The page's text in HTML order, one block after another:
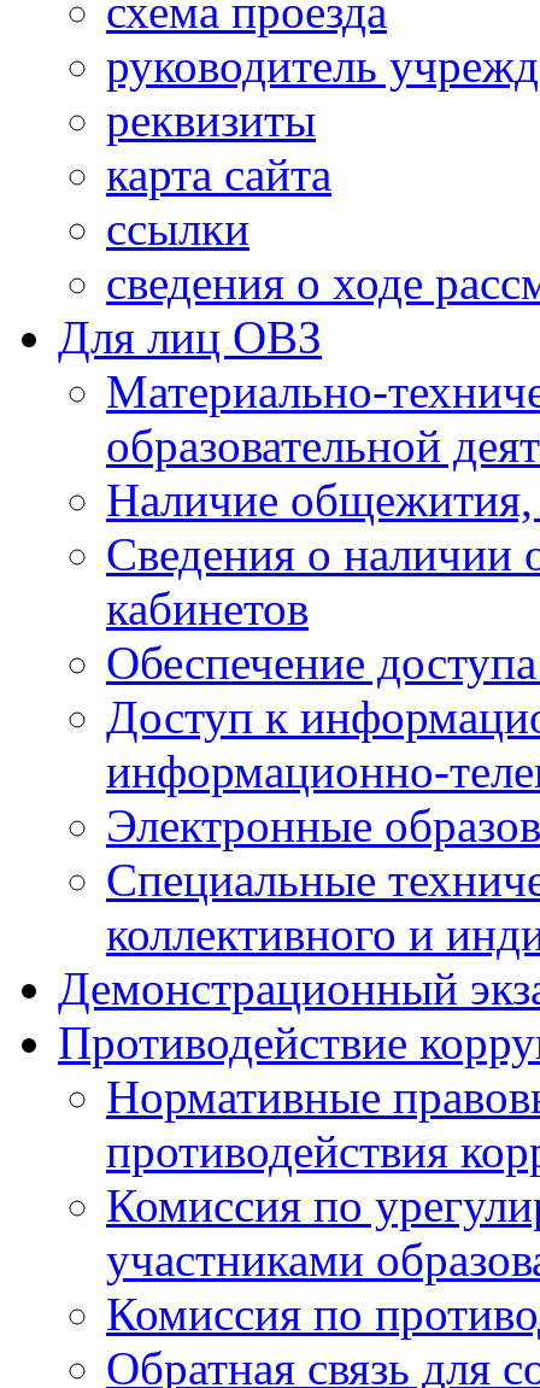
схема проезда
руководитель
реквизиты
карта сайта
ссылки
сведения о ходе
Для лиц ОВЗ
Материально-
образовательной
Наличие общежития,
Сведения о наличии
кабинетов
Обеспечение
Доступ к
информационно-
Электронные
Специальные
коллективного и
Демонстрационный
Противодействие
Нормативные
противодействия
Комиссия по
участниками
Комиссия по
Обратная связь для